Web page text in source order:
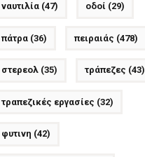
ναυτιλία(47) οδοί (29)
πάτρα(36) πειραιάς (478)
στερεολ(35) τράπεζες (43)
τραπεζικές εργασίες (32)
φυτινη (42)